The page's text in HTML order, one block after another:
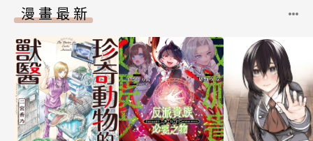
漫畫最新